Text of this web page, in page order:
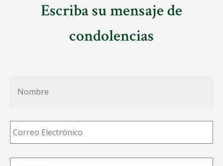
Escriba su mensaje de
condolencias
Correo
Electrónico *
Teléfono *